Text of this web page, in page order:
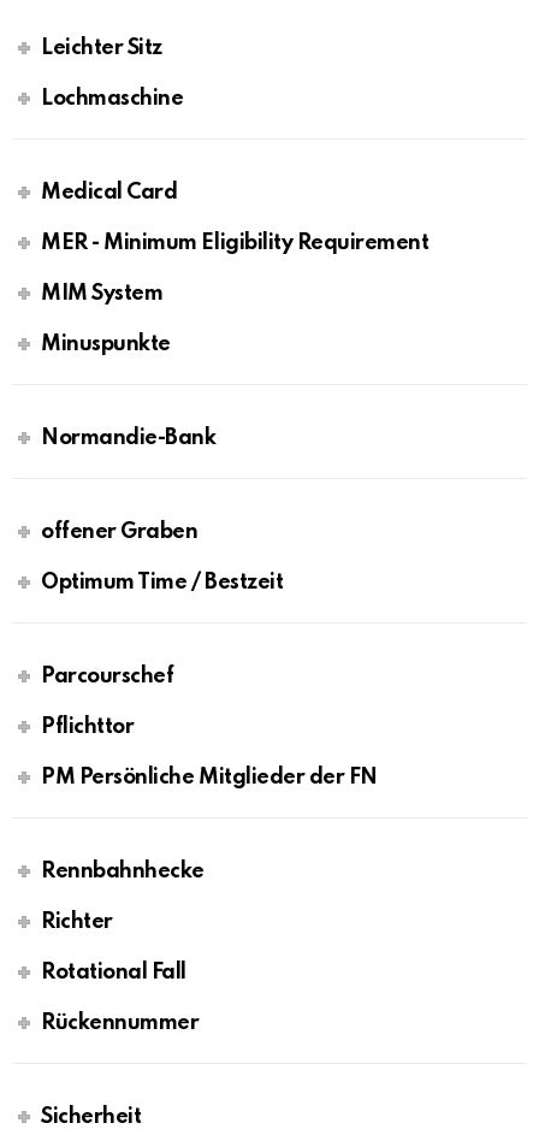
Leichter Sitz
Lochmaschine
Medical Card
MER - Minimum Eligibility Requirement
MIM System
Minuspunkte
Normandie-Bank
offener Graben
Optimum Time / Bestzeit
Parcourschef
Pflichttor
PM Persönliche Mitglieder der FN
Rennbahnhecke
Richter
Rotational Fall
Rückennummer
Sicherheit